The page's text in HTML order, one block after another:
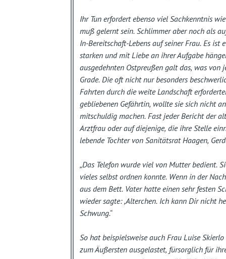
Ihr Tun erfordert ebenso viel Sachkenntnis
muß gelernt sein. Schlimmer aber noch als
In-Bereitschaft-Lebens auf seiner Frau. Es
starken und mit Liebe an ihrer Aufgabe
ausgedehnten Ostpreußen galt das, was
Grade. Die oft nicht nur besonders
Fahrten durch die weite Landschaft
gebliebenen Gefährtin, wollte sie sich nicht
mitschuldig machen. Fast jeder Bericht der
Arztfrau oder auf diejenige, die ihre Stelle
lebende Tochter von Sanitätsrat Haagen,
„Das Telefon wurde viel von Mutter bedient.
vieles selbst ordnen konnte. Wenn in der
aus dem Bett. Vater hatte einen sehr festen
wieder sagte: ,Alterchen. Ich kann Dir nicht
Schwung.“
So hat beispielsweise auch Frau Luise
zum Äußersten ausgelastet, fürsorglich für